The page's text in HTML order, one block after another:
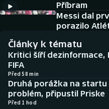
Americký fotbal
Baseball a softbal
Basketbal
Biatlon
NEPŘEHLÉDNĚTE
Soutěže
Historické návraty
Aplikace ČT sport
Příbram
Messi dal
porazilo
Články k tématu
Kritici šíří dezinformace,
FIFA
Před 58 min
Druhá porážka na
problém, připustil Priske
Před 1 hod